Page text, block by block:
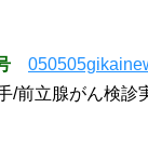
/前立腺がん検診